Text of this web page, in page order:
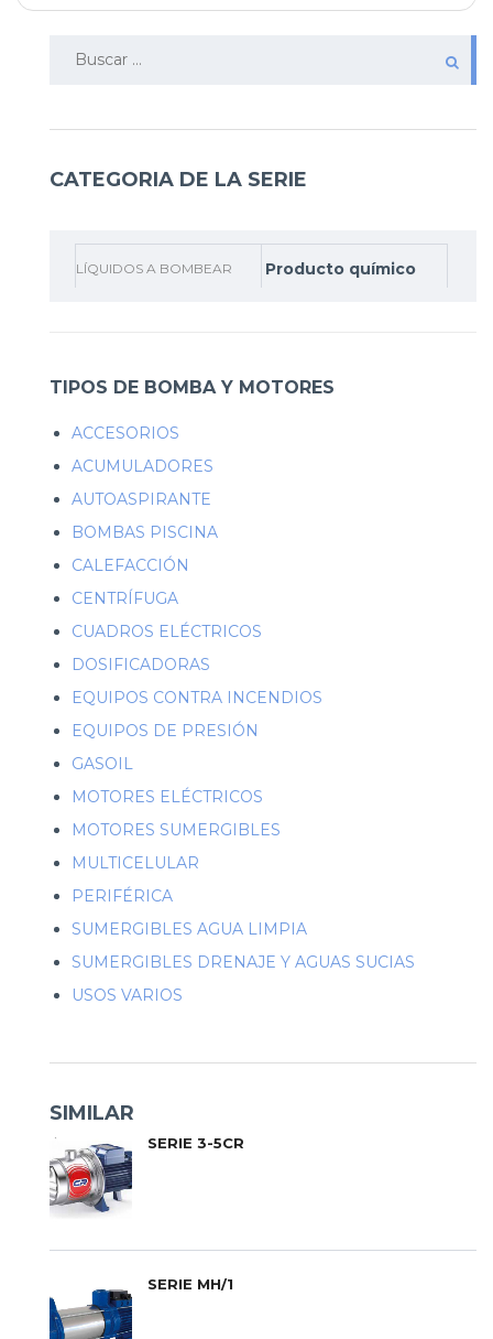
CATEGORIA DE LA SERIE
LÍQUIDOS A BOMBEAR Producto químico
TIPOS DE BOMBA Y MOTORES
ACCESORIOS
ACUMULADORES
AUTOASPIRANTE
BOMBAS PISCINA
CALEFACCIÓN
CENTRÍFUGA
CUADROS ELÉCTRICOS
DOSIFICADORAS
EQUIPOS CONTRA INCENDIOS
EQUIPOS DE PRESIÓN
GASOIL
MOTORES ELÉCTRICOS
MOTORES SUMERGIBLES
MULTICELULAR
PERIFÉRICA
SUMERGIBLES AGUA LIMPIA
SUMERGIBLES DRENAJE Y AGUAS SUCIAS
USOS VARIOS
SIMILAR
SERIE 3-5CR
SERIE MH/1